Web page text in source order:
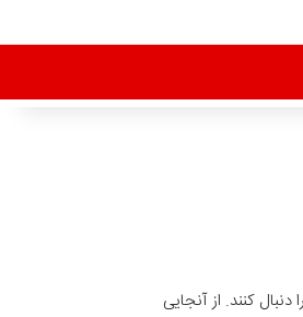
کنند. از آنجایی